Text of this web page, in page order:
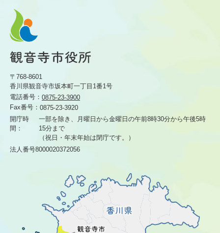
〒768-8601
香川県観音寺市坂本町一丁目1番1号
電話番号： 0875-23-3900
Fax番号： 0875-23-3920
開庁時
間：
一部を除き、月曜日から金曜日の午前8時30分から午後5時
15分まで
（祝日・年末年始は閉庁です。）
法人番号8000020372056